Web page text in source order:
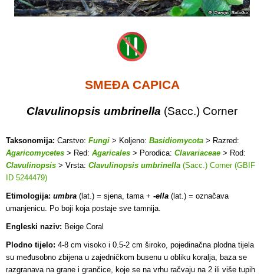
SMEĐA CAPICA
Clavulinopsis umbrinella (Sacc.) Corner
Taksonomija: Carstvo: Fungi > Koljeno: Basidiomycota > Razred:
Agaricomycetes > Red: Agaricales > Porodica: Clavariaceae > Rod:
Clavulinopsis > Vrsta: Clavulinopsis umbrinella (Sacc.) Corner (GBIF
ID 5244479)
Etimologija: umbra (lat.) = sjena, tama + -ella (lat.) = označava
umanjenicu. Po boji koja postaje sve tamnija.
Engleski naziv: Beige Coral
Plodno tijelo: 4-8 cm visoko i 0.5-2 cm široko, pojedinačna plodna tijela
su međusobno zbijena u zajedničkom busenu u obliku koralja, baza se
razgranava na grane i grančice, koje se na vrhu račvaju na 2 ili više tupih